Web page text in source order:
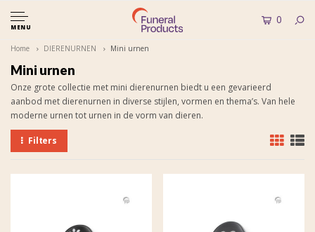
MENU
0
Home DIERENURNEN Mini urnen
Mini urnen
Onze grote collectie met mini dierenurnen biedt u een gevarieerd
aanbod met dierenurnen in diverse stijlen, vormen en thema’s. Van hele
moderne urnen tot urnen in de vorm van dieren.
Filters